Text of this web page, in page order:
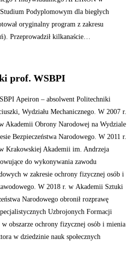
Podyplomowym dla biegłych
oryginalny program z zakresu
Przeprowadził kilkanaście…
prof. WSBPI
Apeiron – absolwent Politechniki
Wydziału Mechanicznego. W 2007 r.
Akademii Obrony Narodowej na Wydziale
Bezpieczeństwa Narodowego. W 2011 r.
Krakowskiej Akademii im. Andrzeja
do wykonywania zawodu
w zakresie ochrony fizycznej osób i
W 2018 r. w Akademii Sztuki
Narodowego obronił rozprawę
Uzbrojonych Formacji
obszarze ochrony fizycznej osób i mienia
w dziedzinie nauk społecznych